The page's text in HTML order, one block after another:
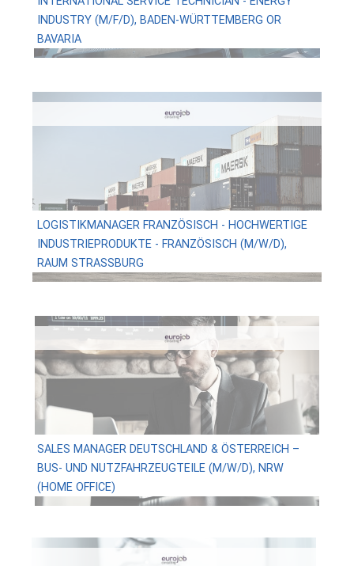
INDUSTRY (M/F/D), BADEN-WÜRTTEMBERG OR
BAVARIA
LOGISTIKMANAGER FRANZÖSISCH - HOCHWERTIGE
INDUSTRIEPRODUKTE - FRANZÖSISCH (M/W/D),
RAUM STRASSBURG
SALES MANAGER DEUTSCHLAND & ÖSTERREICH –
BUS- UND NUTZFAHRZEUGTEILE (M/W/D), NRW
(HOME OFFICE)